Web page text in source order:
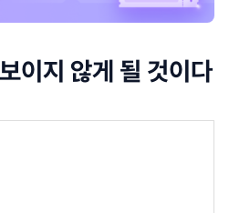
이지 않게 될 것이다